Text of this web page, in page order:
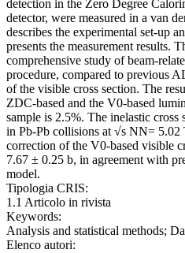
detection in the Zero Degree
detector, were measured in a van
describes the experimental set-up
presents the measurement results.
comprehensive study of beam-
procedure, compared to previous
of the visible cross section. The
ZDC-based and the V0-based
sample is 2.5%. The inelastic
in Pb-Pb collisions at √s NN=
correction of the V0-based visible
7.67 ± 0.25 b, in agreement with
model.
Tipologia CRIS:
1.1 Articolo in rivista
Keywords:
Analysis and statistical methods;
Elenco autori: